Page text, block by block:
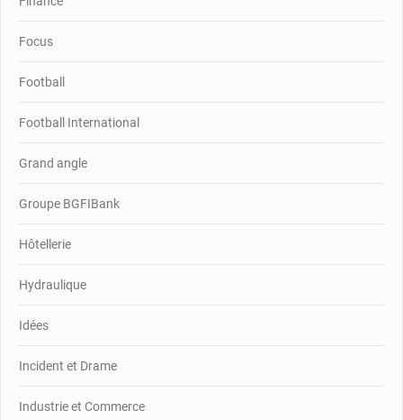
Focus
Football
Football International
Grand angle
Groupe BGFIBank
Hôtellerie
Hydraulique
Idées
Incident et Drame
Industrie et Commerce